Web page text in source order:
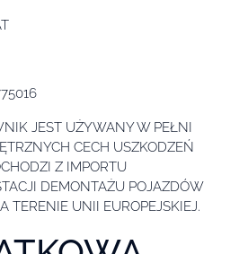
JEST UŻYWANY W PEŁNI
CECH USZKODZEŃ
Z IMPORTU
DEMONTAŻU POJAZDÓW
TERENIE UNII EUROPEJSKIEJ.